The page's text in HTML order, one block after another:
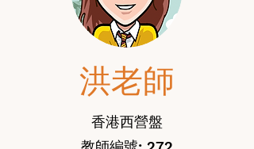
洪老師
香港西營盤